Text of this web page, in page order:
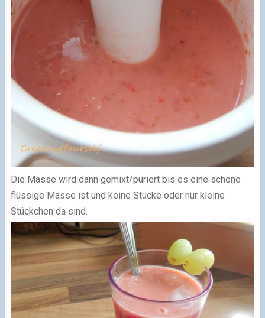
Die Masse wird dann gemixt/püriert bis es eine schöne
flüssige Masse ist und keine Stücke oder nur kleine
Stückchen da sind.